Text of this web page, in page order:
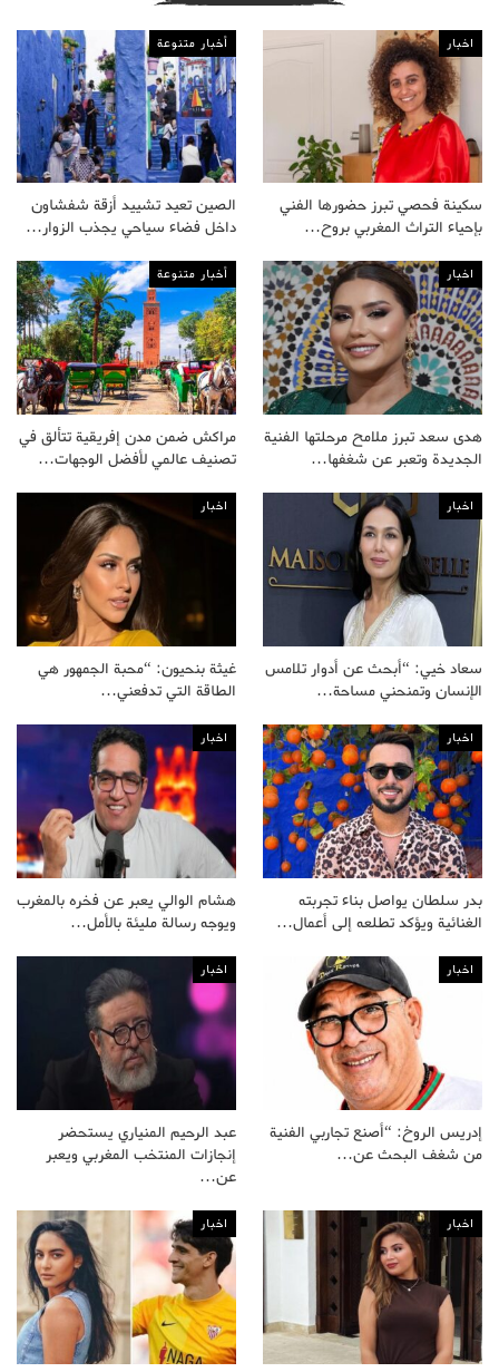
اخبار
سكينة فحصي تبرز حضورها الفني
بإحياء التراث المغربي بروح…
أخبار متنوعة
الصين تعيد تشييد أزقة شفشاون
داخل فضاء سياحي يجذب الزوار…
اخبار
هدى سعد تبرز ملامح مرحلتها الفنية
الجديدة وتعبر عن شغفها…
أخبار متنوعة
مراكش ضمن مدن إفريقية تتألق في
تصنيف عالمي لأفضل الوجهات…
اخبار
سعاد خيي: “أبحث عن أدوار تلامس
الإنسان وتمنحني مساحة…
اخبار
غيثة بنحيون: “محبة الجمهور هي
الطاقة التي تدفعني…
اخبار
بدر سلطان يواصل بناء تجربته
الغنائية ويؤكد تطلعه إلى أعمال…
اخبار
هشام الوالي يعبر عن فخره بالمغرب
ويوجه رسالة مليئة بالأمل…
اخبار
إدريس الروخ: “أصنع تجاربي الفنية
من شغف البحث عن…
اخبار
عبد الرحيم المنياري يستحضر
إنجازات المنتخب المغربي ويعبر
عن…
اخبار اخبار